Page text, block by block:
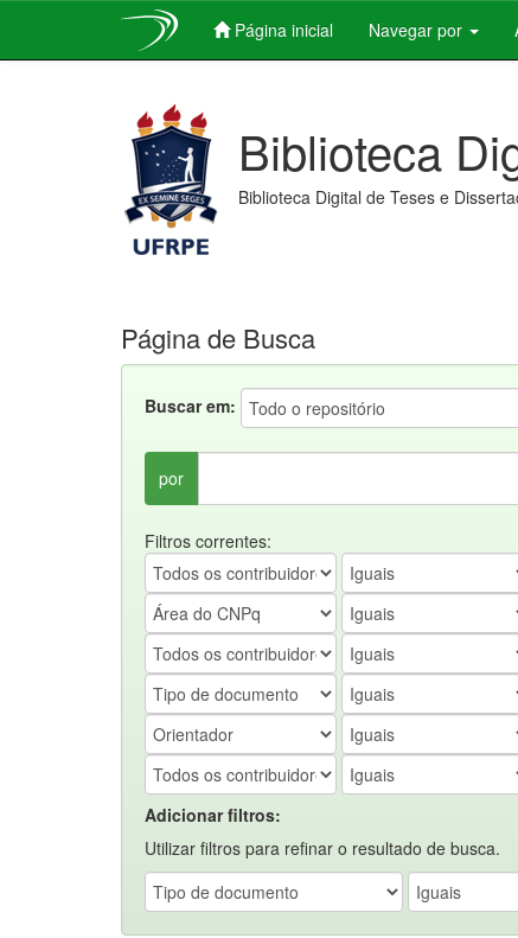
Página inicial Navegar por
Biblioteca
Biblioteca Digital de Teses e
Página de Busca
Buscar em:
por
Filtros correntes:
Adicionar filtros:
Utilizar filtros para refinar o resultado de busca.